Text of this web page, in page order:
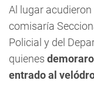
Al lugar
comisaría
Policial y del
quienes
entrado al